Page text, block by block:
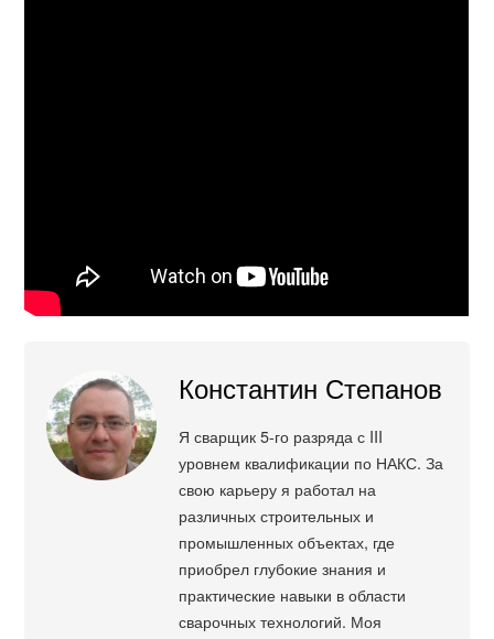
Константин Степанов
Я сварщик 5-го разряда с III
уровнем квалификации по НАКС. За
свою карьеру я работал на
различных строительных и
промышленных объектах, где
приобрел глубокие знания и
практические навыки в области
сварочных технологий. Моя